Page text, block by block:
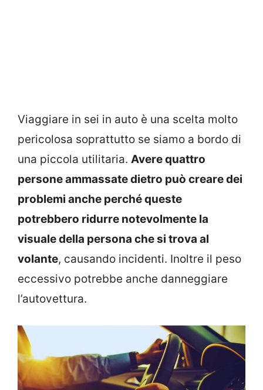
Viaggiare in sei in auto è una scelta molto
pericolosa soprattutto se siamo a bordo di
una piccola utilitaria. Avere quattro
persone ammassate dietro può creare dei
problemi anche perché queste
potrebbero ridurre notevolmente la
visuale della persona che si trova al
volante, causando incidenti. Inoltre il peso
eccessivo potrebbe anche danneggiare
l’autovettura.